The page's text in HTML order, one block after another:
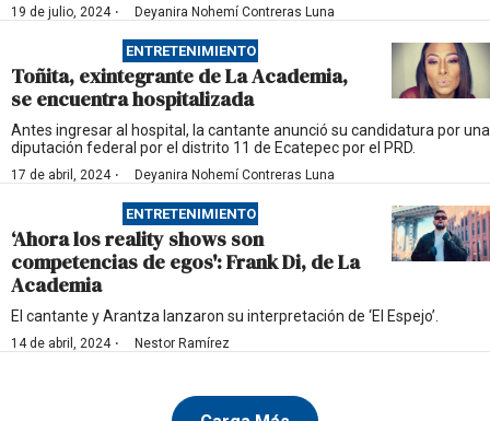
19 de julio, 2024· Deyanira Nohemí Contreras Luna
ENTRETENIMIENTO
Toñita, exintegrante de La Academia,
se encuentra hospitalizada
Antes ingresar al hospital, la cantante anunció su candidatura por una
diputación federal por el distrito 11 de Ecatepec por el PRD.
17 de abril, 2024· Deyanira Nohemí Contreras Luna
ENTRETENIMIENTO
‘Ahora los reality shows son
competencias de egos': Frank Di, de La
Academia
El cantante y Arantza lanzaron su interpretación de ‘El Espejo’.
14 de abril, 2024· Nestor Ramírez